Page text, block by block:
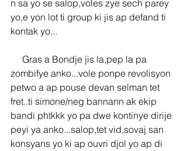
n sa yo se salop,voles zye sech parey
yo,e yon lot ti group ki jis ap defand ti
kontak yo...
zombifye anko...vole ponpe revolisyon
petwo a ap pouse devan selman tet
fret..ti simone/neg bannann ak ekip
bandi phtkkk yo pa dwe kontinye dirije
peyi ya anko...salop,tet vid,sovaj san
konsyans yo ki ap ouvri djol yo ap di